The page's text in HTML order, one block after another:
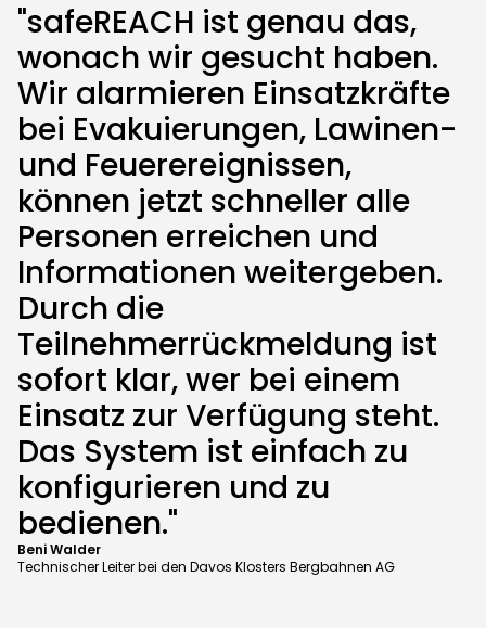
"safeREACH ist genau das,
wonach wir gesucht haben.
Wir alarmieren Einsatzkräfte
bei Evakuierungen, Lawinen-
und Feuerereignissen,
können jetzt schneller alle
Personen erreichen und
Informationen weitergeben.
Durch die
Teilnehmerrückmeldung ist
sofort klar, wer bei einem
Einsatz zur Verfügung steht.
Das System ist einfach zu
konfigurieren und zu
bedienen."
Beni Walder
Technischer Leiter bei den Davos Klosters Bergbahnen AG